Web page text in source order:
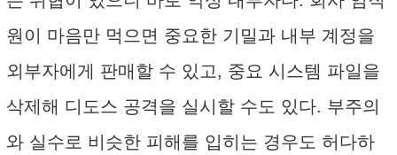
원이 마음만 먹으면 중요한 기밀과 내부 계정을
외부자에게 판매할 수 있고, 중요 시스템 파일을
삭제해 디도스 공격을 실시할 수도 있다. 부주의
와 실수로 비슷한 피해를 입히는 경우도 허다하